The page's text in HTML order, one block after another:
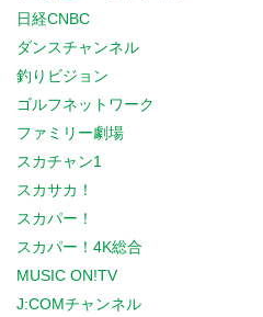
日経CNBC
ダンスチャンネル
釣りビジョン
ゴルフネットワーク
ファミリー劇場
スカチャン1
スカサカ！
スカパー！
スカパー！4K総合
MUSIC ON!TV
J:COMチャンネル